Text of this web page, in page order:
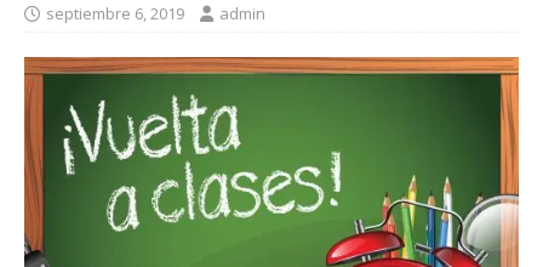
septiembre 6, 2019 admin